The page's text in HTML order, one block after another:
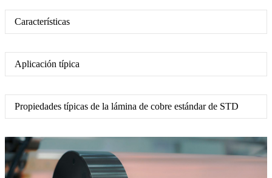
Características
Aplicación típica
Propiedades típicas de la lámina de cobre estándar de STD